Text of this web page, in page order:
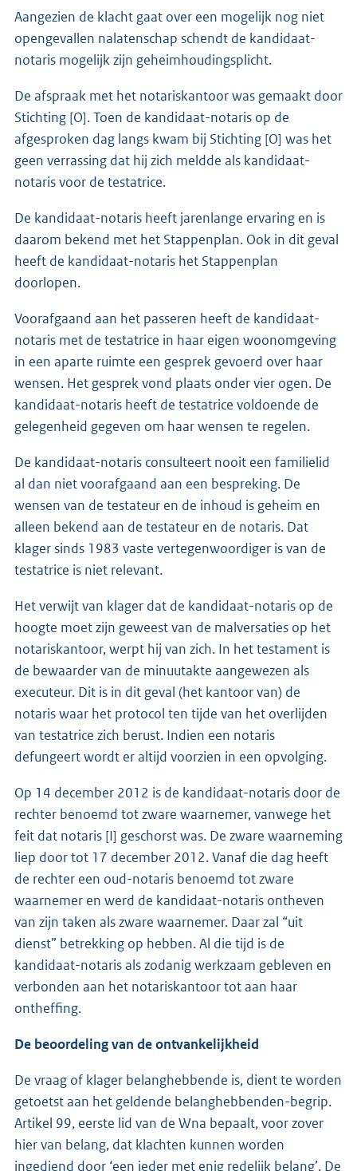
Aangezien de klacht gaat over een mogelijk nog niet
opengevallen nalatenschap schendt de kandidaat-
notaris mogelijk zijn geheimhoudingsplicht.
De afspraak met het notariskantoor was gemaakt door
Stichting [O]. Toen de kandidaat-notaris op de
afgesproken dag langs kwam bij Stichting [O] was het
geen verrassing dat hij zich meldde als kandidaat-
notaris voor de testatrice.
De kandidaat-notaris heeft jarenlange ervaring en is
daarom bekend met het Stappenplan. Ook in dit geval
heeft de kandidaat-notaris het Stappenplan
doorlopen.
Voorafgaand aan het passeren heeft de kandidaat-
notaris met de testatrice in haar eigen woonomgeving
in een aparte ruimte een gesprek gevoerd over haar
wensen. Het gesprek vond plaats onder vier ogen. De
kandidaat-notaris heeft de testatrice voldoende de
gelegenheid gegeven om haar wensen te regelen.
De kandidaat-notaris consulteert nooit een familielid
al dan niet voorafgaand aan een bespreking. De
wensen van de testateur en de inhoud is geheim en
alleen bekend aan de testateur en de notaris. Dat
klager sinds 1983 vaste vertegenwoordiger is van de
testatrice is niet relevant.
Het verwijt van klager dat de kandidaat-notaris op de
hoogte moet zijn geweest van de malversaties op het
notariskantoor, werpt hij van zich. In het testament is
de bewaarder van de minuutakte aangewezen als
executeur. Dit is in dit geval (het kantoor van) de
notaris waar het protocol ten tijde van het overlijden
van testatrice zich berust. Indien een notaris
defungeert wordt er altijd voorzien in een opvolging.
Op 14 december 2012 is de kandidaat-notaris door de
rechter benoemd tot zware waarnemer, vanwege het
feit dat notaris [I] geschorst was. De zware waarneming
liep door tot 17 december 2012. Vanaf die dag heeft
de rechter een oud-notaris benoemd tot zware
waarnemer en werd de kandidaat-notaris ontheven
van zijn taken als zware waarnemer. Daar zal “uit
dienst” betrekking op hebben. Al die tijd is de
kandidaat-notaris als zodanig werkzaam gebleven en
verbonden aan het notariskantoor tot aan haar
ontheffing.
De beoordeling van de ontvankelijkheid
De vraag of klager belanghebbende is, dient te worden
getoetst aan het geldende belanghebbenden-begrip.
Artikel 99, eerste lid van de Wna bepaalt, voor zover
hier van belang, dat klachten kunnen worden
ingediend door ‘een ieder met enig redelijk belang’. De